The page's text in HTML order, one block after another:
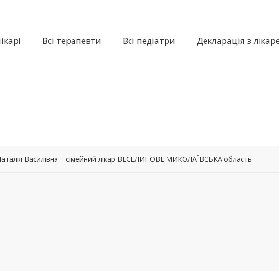
Всі терапевти Всі педіатри Декларація з
Василівна – сімейний лікар ВЕСЕЛИНОВЕ МИКОЛАЇВСЬКА область